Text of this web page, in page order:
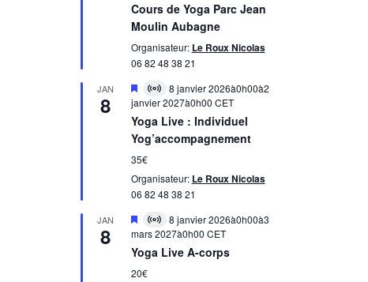
Cours de Yoga Parc Jean
Moulin Aubagne
Organisateur: Le Roux Nicolas
06 82 48 38 21
JAN
8
Mis
enVirtual
évènement
8 janvier 2026à0h00à2
janvier 2027à0h00 CET
Yoga Live : Individuel
Yog’accompagnement
35€
Organisateur: Le Roux Nicolas
06 82 48 38 21
JAN
8
Mis
enVirtual
évènement
8 janvier 2026à0h00à3
mars 2027à0h00 CET
Yoga Live A-corps
20€